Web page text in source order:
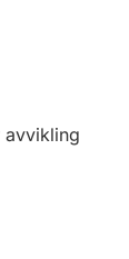
avvikling